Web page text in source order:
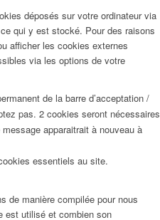
déposés sur votre ordinateur via
qui y est stocké. Pour des raisons
afficher les cookies externes
via les options de votre
de la barre d’acceptation /
pas. 2 cookies seront nécessaires
apparaitrait à nouveau à
essentiels au site.
de manière compilée pour nous
est utilisé et combien son